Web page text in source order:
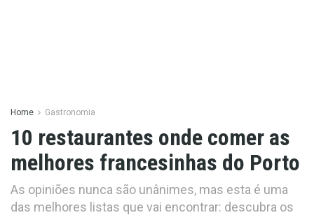
Home Gastronomia
10 restaurantes onde comer as
melhores francesinhas do Porto
As opiniões nunca são unânimes, mas esta é uma
das melhores listas que vai encontrar: descubra os